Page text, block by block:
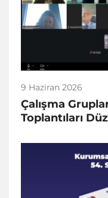
9 Haziran 2026
Çalışma
Toplantıları